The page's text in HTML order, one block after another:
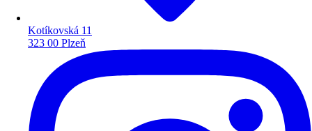
Kotíkovská 11
323 00 Plzeň